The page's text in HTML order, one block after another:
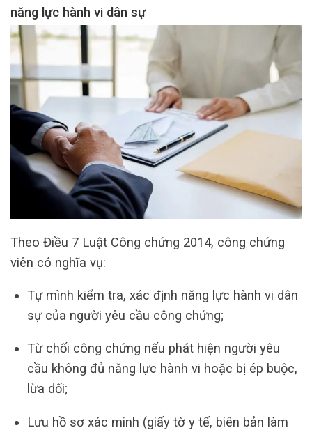
năng lực hành vi dân sự
Theo Điều 7 Luật Công chứng 2014, công chứng
viên có nghĩa vụ:
Tự mình kiểm tra, xác định năng lực hành vi dân
sự của người yêu cầu công chứng;
Từ chối công chứng nếu phát hiện người yêu
cầu không đủ năng lực hành vi hoặc bị ép buộc,
lừa dối;
Lưu hồ sơ xác minh (giấy tờ y tế, biên bản làm